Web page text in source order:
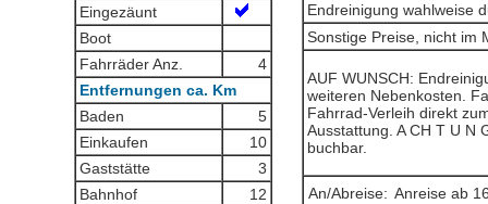
Eingezäunt
Boot
Fahrräder Anz.
4
Entfernungen ca. Km
Baden
5
Einkaufen
10
Gaststätte
3
Bahnhof
12
Endreinigung wahlweise
Sonstige Preise, nicht im
AUF WUNSCH:
weiteren Nebenkosten.
Fahrrad-Verleih direkt
Ausstattung. A CH T U N
buchbar.
An/Abreise: Anreise ab